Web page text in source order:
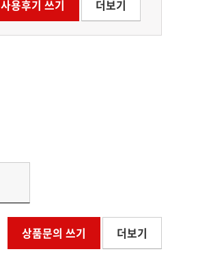
사용후기 쓰기 더보기
상품문의 쓰기 더보기